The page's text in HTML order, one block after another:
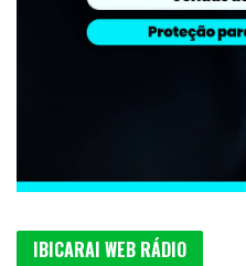
IBICARAI WEB RÁDIO